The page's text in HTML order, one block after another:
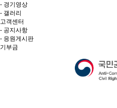
- 경기영상
- 갤러리
고객센터
- 공지사항
- 응원게시판
기부금